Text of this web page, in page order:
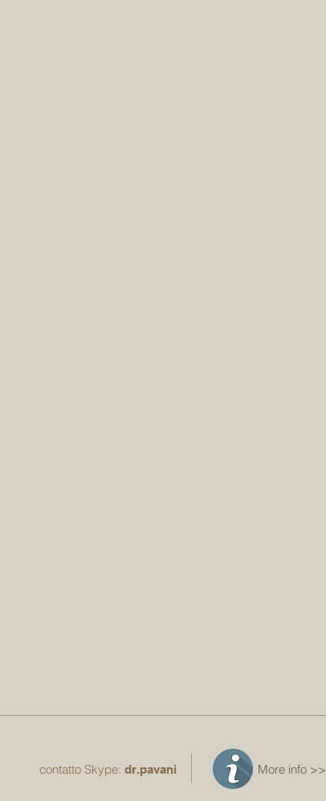
contatto Skype: dr.pavani More info >>